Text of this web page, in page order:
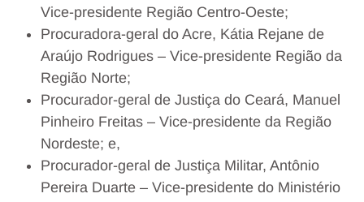
Vice-presidente Região Centro-Oeste;
Procuradora-geral do Acre, Kátia Rejane de
Araújo Rodrigues – Vice-presidente Região da
Região Norte;
Procurador-geral de Justiça do Ceará, Manuel
Pinheiro Freitas – Vice-presidente da Região
Nordeste; e,
Procurador-geral de Justiça Militar, Antônio
Pereira Duarte – Vice-presidente do Ministério